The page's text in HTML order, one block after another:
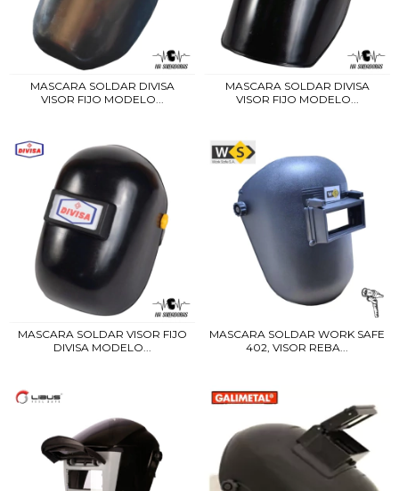
MASCARA SOLDAR DIVISA
VISOR FIJO MODELO...
MASCARA SOLDAR DIVISA
VISOR FIJO MODELO...
MASCARA SOLDAR VISOR FIJO
DIVISA MODELO...
MASCARA SOLDAR WORK SAFE
402, VISOR REBA...